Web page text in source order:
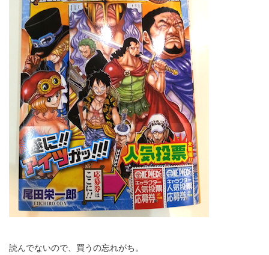
読んでないので、買うの忘れがち。